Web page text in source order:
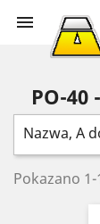

PO-40
Nazwa, A
Pokazano